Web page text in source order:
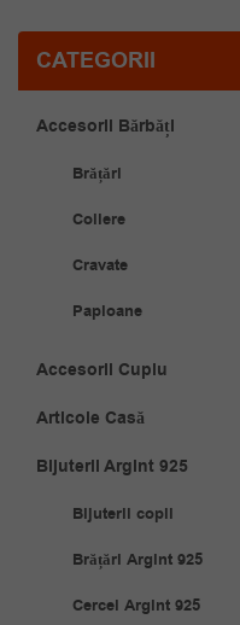
CATEGORII
Accesorii Bărbăți
Brățări
Coliere
Cravate
Papioane
Accesorii Cuplu
Articole Casă
Bijuterii Argint 925
Bijuterii copii
Brățări Argint 925
Cercei Argint 925